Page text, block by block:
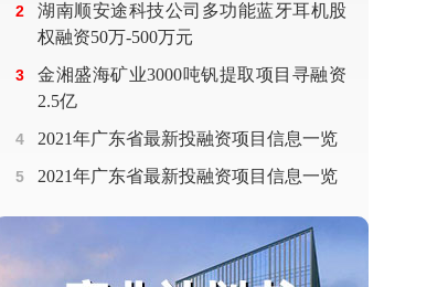
2
湖南顺安途科技公司多功能蓝牙耳机股
权融资50万-500万元
3
金湘盛海矿业3000吨钒提取项目寻融资
2.5亿
4 2021年广东省最新投融资项目信息一览
5 2021年广东省最新投融资项目信息一览